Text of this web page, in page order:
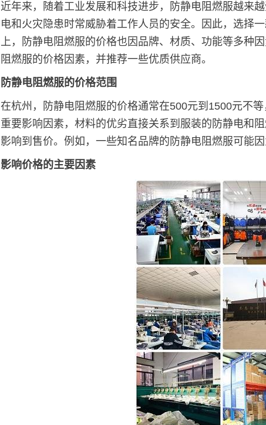
近年来，随着工业发展和科技进步，防静电阻燃服越来
电和火灾隐患时常威胁着工作人员的安全。因此，选择
上，防静电阻燃服的价格也因品牌、材质、功能等多种
阻燃服的价格因素，并推荐一些优质供应商。
防静电阻燃服的价格范围
在杭州，防静电阻燃服的价格通常在500元到1500元不
重要影响因素，材料的优劣直接关系到服装的防静电和
影响到售价。例如，一些知名品牌的防静电阻燃服可能
影响价格的主要因素